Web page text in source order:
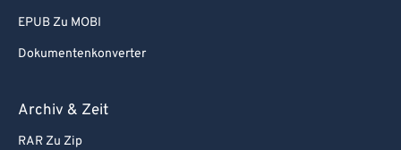
EPUB Zu MOBI
Dokumentenkonverter
Archiv & Zeit
RAR Zu Zip